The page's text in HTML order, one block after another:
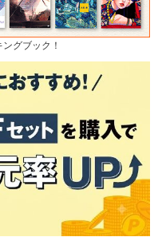
グブック！